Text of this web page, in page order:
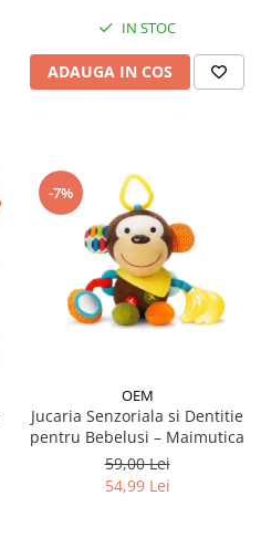
IN STOC
ADAUGA IN COS
-7%
OEM
Jucaria Senzoriala si Dentitie
pentru Bebelusi – Maimutica
59,00 Lei
54,99 Lei